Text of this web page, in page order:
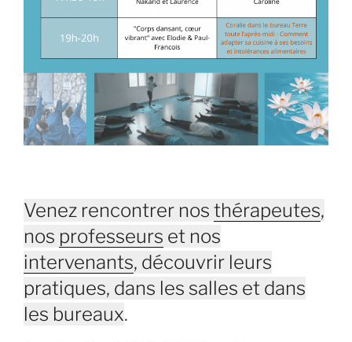
Venez rencontrer nos thérapeutes,
nos professeurs et nos
intervenants, découvrir leurs
pratiques, dans les salles et dans
les bureaux.